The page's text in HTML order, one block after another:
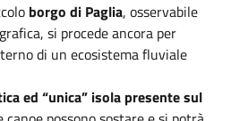
borgo di Paglia, osservabile
si procede ancora per
di un ecosistema fluviale
ed “unica” isola presente sul